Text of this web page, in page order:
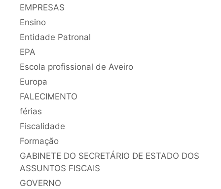
EMPRESAS
Ensino
Entidade Patronal
EPA
Escola profissional de Aveiro
Europa
FALECIMENTO
férias
Fiscalidade
Formação
GABINETE DO SECRETÁRIO DE ESTADO DOS
ASSUNTOS FISCAIS
GOVERNO